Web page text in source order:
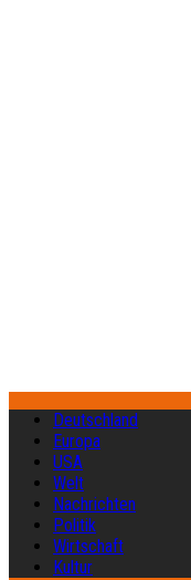
Deutschland
Europa
USA
Welt
Nachrichten
Politik
Wirtschaft
Kultur